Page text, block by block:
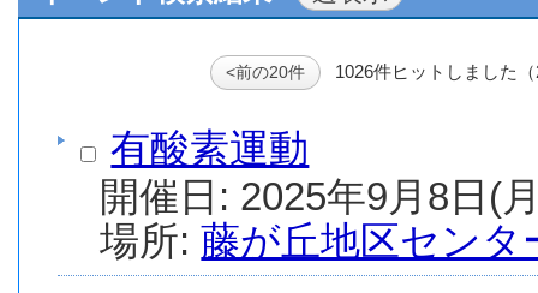
<前の20件 1026件ヒットしました
有酸素運動
場所:藤が丘地区センタ